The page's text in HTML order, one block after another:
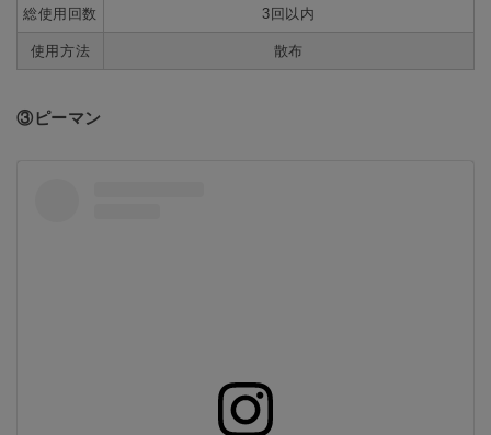
総使用回数 3回以内
使用方法 散布
③ピーマン